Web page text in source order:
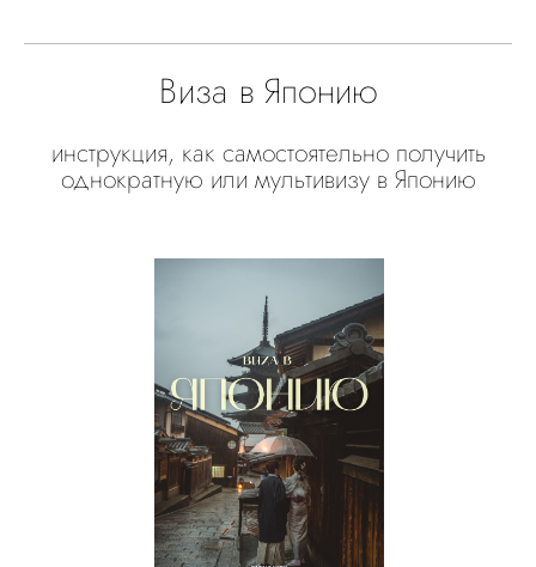
Виза в Японию
инструкция, как самостоятельно получить
однократную или мультивизу в Японию